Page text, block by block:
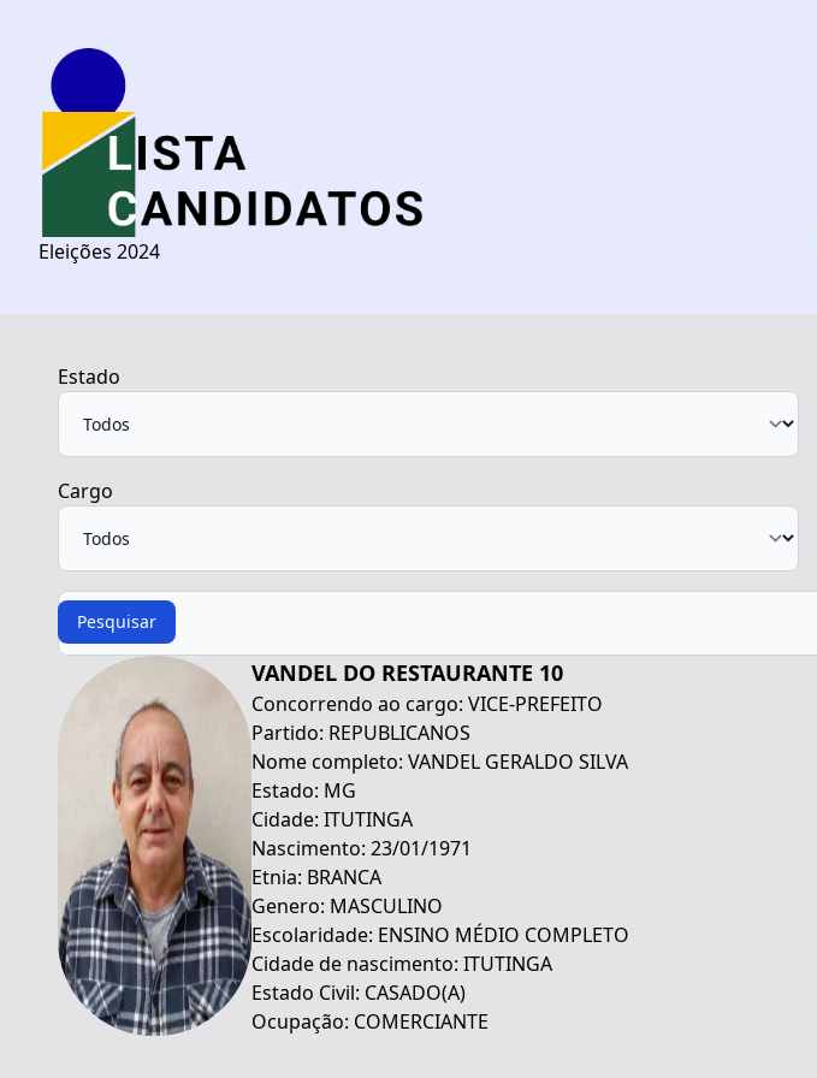
Eleições 2024
Estado
Cargo
Procurar
Pesquisar
VANDEL DO RESTAURANTE 10
Concorrendo ao cargo: VICE-PREFEITO
Partido: REPUBLICANOS
Nome completo: VANDEL GERALDO SILVA
Estado: MG
Cidade: ITUTINGA
Nascimento: 23/01/1971
Etnia: BRANCA
Genero: MASCULINO
Escolaridade: ENSINO MÉDIO COMPLETO
Cidade de nascimento: ITUTINGA
Estado Civil: CASADO(A)
Ocupação: COMERCIANTE